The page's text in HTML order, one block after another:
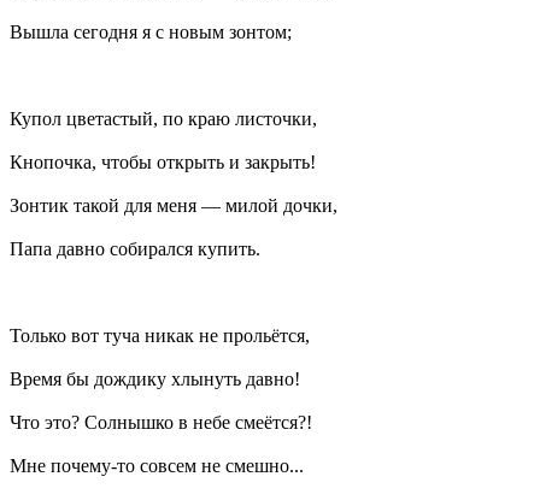
Вышла сегодня я с новым зонтом;
Купол цветастый, по краю листочки,
Кнопочка, чтобы открыть и закрыть!
Зонтик такой для меня — милой дочки,
Папа давно собирался купить.
Только вот туча никак не прольётся,
Время бы дождику хлынуть давно!
Что это? Солнышко в небе смеётся?!
Мне почему-то совсем не смешно...